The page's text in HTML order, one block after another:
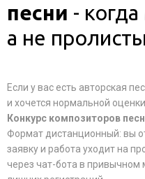
песни -
а не
Если у вас есть авторская
и хочется нормальной
Конкурс композиторов
Формат дистанционный: вы
заявку и работа уходит на
через чат-бота в привычном